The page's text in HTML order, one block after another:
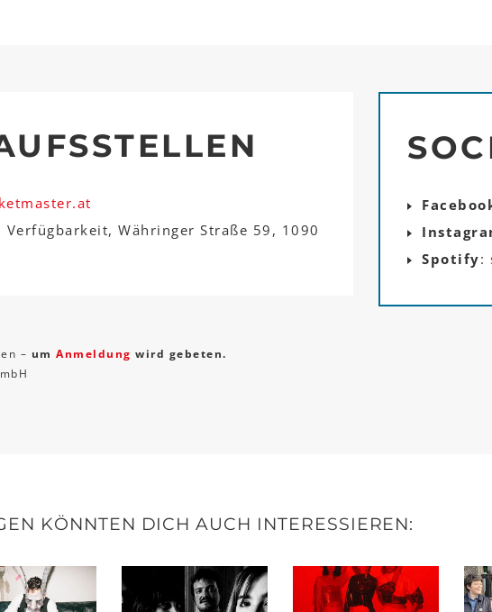
Verfügbarkeit, Währinger Straße 59, 1090
– um Anmeldung wird gebeten.
Spotify:
KÖNNTEN DICH AUCH INTERESSIEREN: